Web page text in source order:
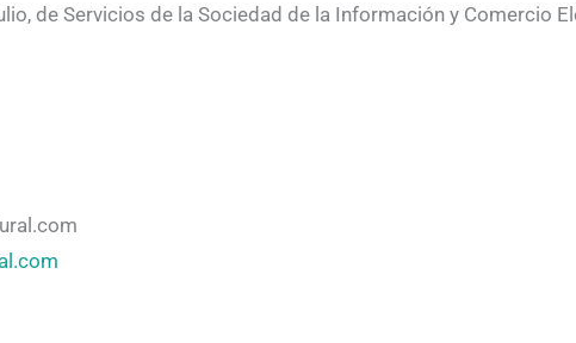
de Servicios de la Sociedad de la Información y Comercio